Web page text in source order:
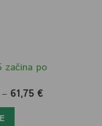
začina po
– 61,75€Raspon
Trenutna